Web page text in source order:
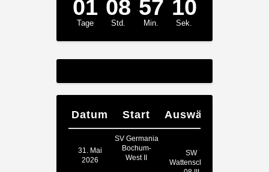
01
Tage
08
Std.
57
Min.
10
Sek.
Datum Start Auswärts
31. Mai
2026
SV Germania
Bochum-
West II
SW
Wattenscheid